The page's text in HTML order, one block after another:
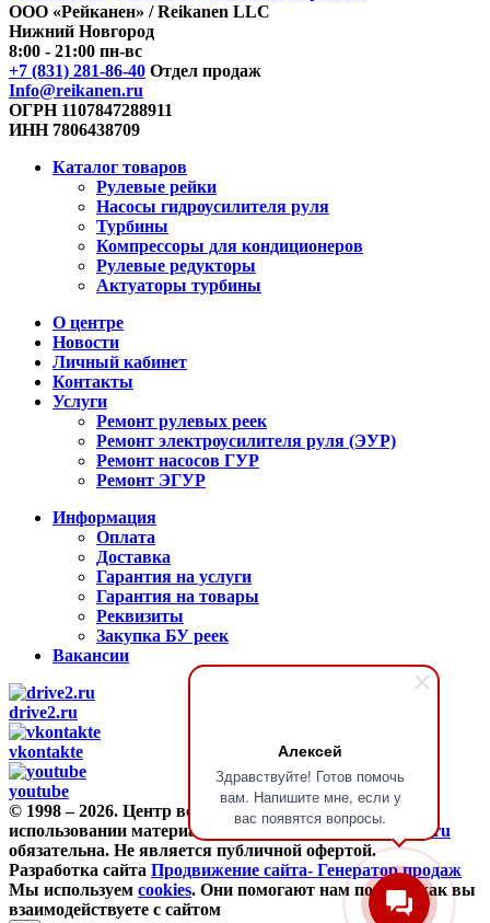
Алексей
Здравствуйте! Готов помочь
вам. Напишите мне, если у
вас появятся вопросы.
ООО «Рейканен» / Reikanen LLC
Нижний Новгород
8:00 - 21:00 пн-вс
+7 (831) 281-86-40 Отдел продаж
Info@reikanen.ru
ОГРН 1107847288911
ИНН 7806438709
Каталог товаров
Рулевые рейки
Насосы гидроусилителя руля
Турбины
Компрессоры для кондиционеров
Рулевые редукторы
Актуаторы турбины
О центре
Новости
Личный кабинет
Контакты
Услуги
Ремонт рулевых реек
Ремонт электроусилителя руля (ЭУР)
Ремонт насосов ГУР
Ремонт ЭГУР
Информация
Оплата
Доставка
Гарантия на услуги
Гарантия на товары
Реквизиты
Закупка БУ реек
Вакансии
drive2.ru
vkontakte
youtube
© 1998 – 2026. Центр восстановления Reikanen. При
использовании материалов сайта ссылка на
reikanen.ru
обязательна. Не является публичной офертой.
Разработка сайта Продвижение сайта- Генератор продаж
Мы используем cookies. Они помогают нам понять, как вы
взаимодействуете с сайтом